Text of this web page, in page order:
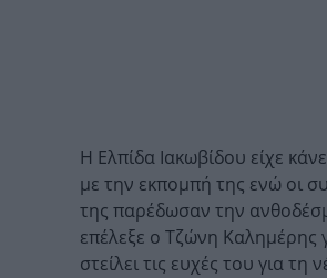
Η Ελπίδα Ιακωβίδου είχε
με την εκπομπή της ενώ οι
της παρέδωσαν την
επέλεξε ο Τζώνη Καλημέρης
στείλει τις ευχές του για τη